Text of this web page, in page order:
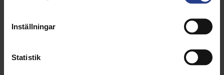
Inställningar
Statistik
Skapa programråd där representanter från lärosäte,
verksamhet träffas och diskuterar VFU- och